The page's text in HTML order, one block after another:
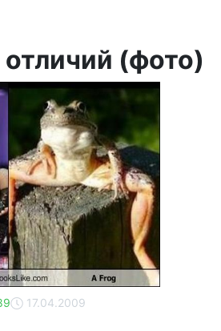
отличий (фото)
17.04.2009